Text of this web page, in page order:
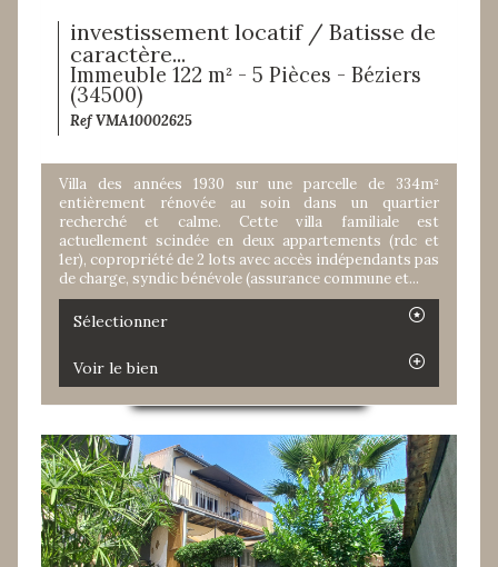
investissement locatif / Batisse de
caractère...
Immeuble 122 m² - 5 Pièces - Béziers
(34500)
Ref VMA10002625
Villa des années 1930 sur une parcelle de 334m²
entièrement rénovée au soin dans un quartier
recherché et calme. Cette villa familiale est
actuellement scindée en deux appartements (rdc et
1er), copropriété de 2 lots avec accès indépendants pas
de charge, syndic bénévole (assurance commune et...
Sélectionner
Voir le bien